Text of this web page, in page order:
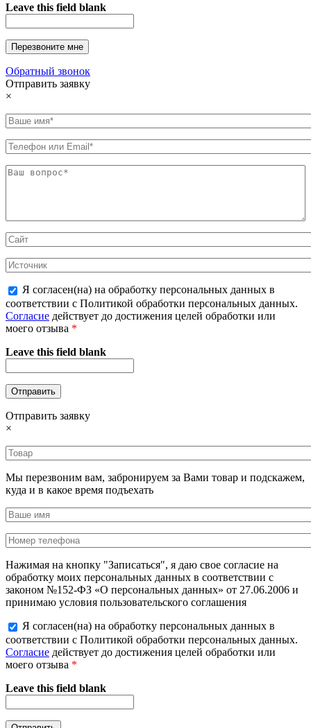
Leave this field blank
Обратный звонок
Отправить заявку
×
Я согласен(на) на обработку персональных данных в
соответствии с Политикой обработки персональных данных.
Согласие действует до достижения целей обработки или
моего отзыва *
Leave this field blank
Отправить заявку
×
Мы перезвоним вам, забронируем за Вами товар и подскажем,
куда и в какое время подъехать
Нажимая на кнопку "Записаться", я даю свое согласие на
обработку моих персональных данных в соответствии с
законом №152-ФЗ «О персональных данных» от 27.06.2006 и
принимаю условия пользовательского соглашения
Я согласен(на) на обработку персональных данных в
соответствии с Политикой обработки персональных данных.
Согласие действует до достижения целей обработки или
моего отзыва *
Leave this field blank